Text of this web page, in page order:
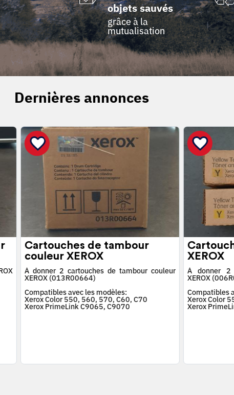
objets sauvés
grâce à la
mutualisation
Dernières annonces
Cartouches de tambour
couleur XEROX
À donner 2 cartouches de tambour couleur
XEROX (013R00664)
Compatibles avec les modèles:
Xerox Color 550, 560, 570, C60, C70
Xerox PrimeLink C9065, C9070
XEROX
À donner 2
XEROX
Compatibles
Xerox Color
Xerox